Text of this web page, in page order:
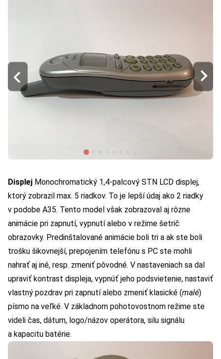
Displej Monochromatický 1,4-palcový STN LCD displej,
ktorý zobrazil max. 5 riadkov. To je lepší údaj ako 2 riadky
v podobe A35. Tento model však zobrazoval aj rôzne
animácie pri zapnutí, vypnutí alebo v režime šetrič
obrazovky. Predinštalované animácie boli tri a ak ste boli
trošku šikovnejší, prepojením telefónu s PC ste mohli
nahrať aj iné, resp. zmeniť pôvodné. V nastaveniach sa dal
upraviť kontrast displeja, vypnúť jeho podsvietenie, nastaviť
vlastný pozdrav pri zapnutí alebo zmeniť klasické (malé)
písmo na veľké. V základnom pohotovostnom režime ste
videli čas, dátum, logo/názov operátora, silu signálu
a kapacitu batérie.